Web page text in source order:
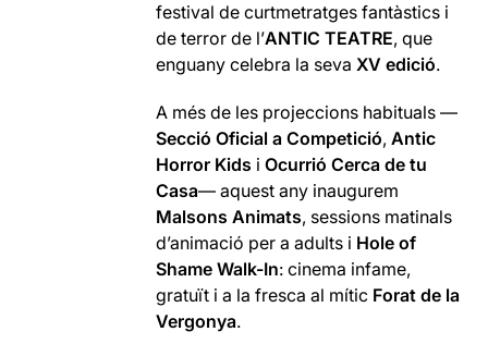
festival de curtmetratges fantàstics i
de terror de l’ANTIC TEATRE, que
enguany celebra la sevaXV edició.
A més de les projeccions habituals —
Secció Oficial a Competició,Antic
Horror Kids iOcurrió Cerca de tu
Casa— aquest any inaugurem
Malsons Animats, sessions matinals
d’animació per a adults i Hole of
Shame Walk-In: cinema infame,
gratuït i a la fresca al mític Forat de la
Vergonya.